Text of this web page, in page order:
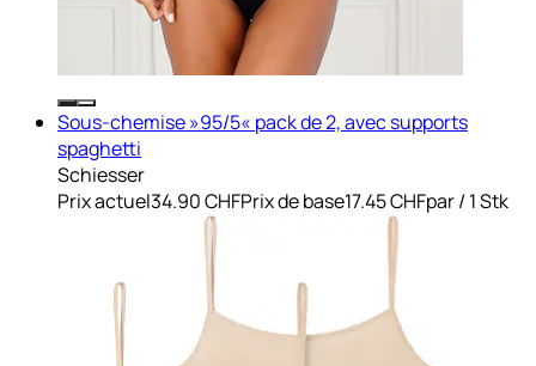
Sous-chemise »95/5« pack de 2, avec supports
spaghetti
Schiesser
Prix actuel34.90 CHFPrix de base17.45 CHFpar/ 1 Stk